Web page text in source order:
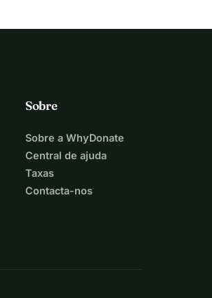
Sobre
Sobre a WhyDonate
Central de ajuda
Taxas
Contacta-nos